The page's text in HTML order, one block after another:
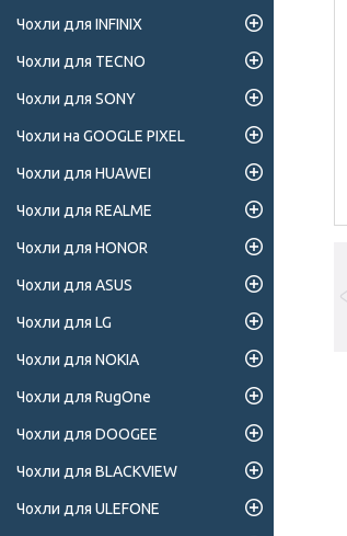
Чохли для INFINIX
Чохли для TECNO
Чохли для SONY
Чохли на GOOGLE PIXEL
Чохли для HUAWEI
Чохли для REALME
Чохли для HONOR
Чохли для ASUS
Чохли для LG
Чохли для NOKIA
Чохли для RugOne
Чохли для DOOGEE
Чохли для BLACKVIEW
Чохли для ULEFONE